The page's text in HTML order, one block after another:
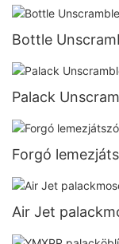
Bottle
Palack
Forgó
Air Jet